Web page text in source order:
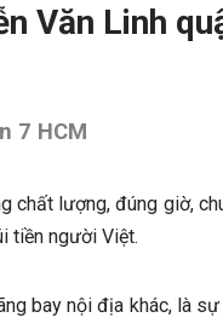
Văn Linh
7 HCM
chất lượng, đúng giờ,
tiền người Việt.
bay nội địa khác, là